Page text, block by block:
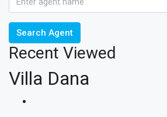
Search Agent
Recent Viewed
Villa Dana